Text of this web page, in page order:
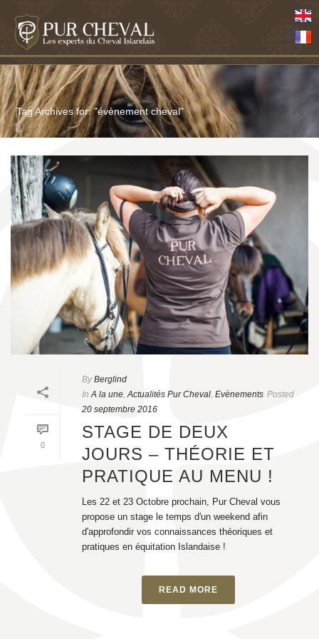
Tag Archives for: "évènement cheval"
0
By Berglind
In A la une Actualités Pur Cheval Evènements Posted
20 septembre 2016
STAGE DE DEUX
JOURS – THÉORIE ET
PRATIQUE AU MENU !
Les 22 et 23 Octobre prochain, Pur Cheval vous
propose un stage le temps d'un weekend afin
d'approfondir vos connaissances théoriques et
pratiques en équitation Islandaise !
READ MORE